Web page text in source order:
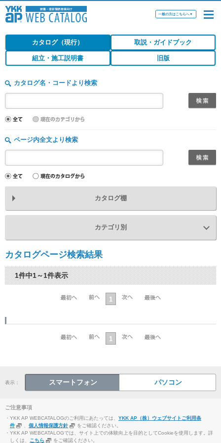
一般の方はこちらへ▼
カタログ（現行） 取説・ガイドブック
組立・施工説明書 旧版
カタログ名・コードより検索
ページ内全文より検索
カタログ棚
カテゴリ別
カタログページ検索結果
1件中1～1件表示
1
1
表示： スマートフォン パソコン
ご注意事項
・YKK AP WEBCATALOGのご利用にあたっては、 YKK AP（株）ウェブサイトご利用条
件
個人情報保護方針
をご確認ください。
・YKK AP WEBCATALOGでは、サイト上での体験向上を目的としてCookieを使用します。詳
しくは、 こちら をご確認ください。